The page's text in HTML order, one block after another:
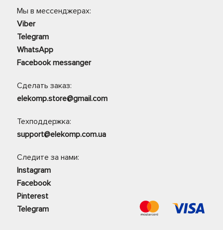
Мы в мессенджерах:
Viber
Telegram
WhatsApp
Facebook messanger
Сделать заказ:
elekomp.store@gmail.com
Техподдержка:
support@elekomp.com.ua
Следите за нами:
Instagram
Facebook
Pinterest
Telegram